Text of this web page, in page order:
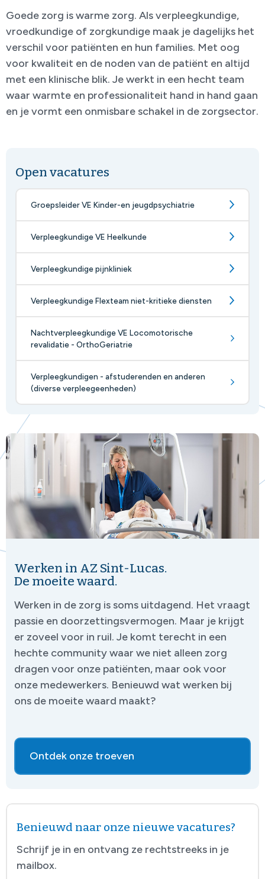
Goede zorg is warme zorg. Als verpleegkundige,
vroedkundige of zorgkundige maak je dagelijks het
verschil voor patiënten en hun families. Met oog
voor kwaliteit en de noden van de patiënt en altijd
met een klinische blik. Je werkt in een hecht team
waar warmte en professionaliteit hand in hand gaan
en je vormt een onmisbare schakel in de zorgsector.
Open vacatures
Groepsleider VE Kinder-en jeugdpsychiatrie
Verpleegkundige VE Heelkunde
Verpleegkundige pijnkliniek
Verpleegkundige Flexteam niet-kritieke diensten
Nachtverpleegkundige VE Locomotorische
revalidatie - OrthoGeriatrie
Verpleegkundigen - afstuderenden en anderen
(diverse verpleegeenheden)
Werken in AZ Sint-Lucas.
De moeite waard.
Werken in de zorg is soms uitdagend. Het vraagt
passie en doorzettingsvermogen. Maar je krijgt
er zoveel voor in ruil. Je komt terecht in een
hechte community waar we niet alleen zorg
dragen voor onze patiënten, maar ook voor
onze medewerkers. Benieuwd wat werken bij
ons de moeite waard maakt?
Ontdek onze troeven
Benieuwd naar onze nieuwe vacatures?
Schrijf je in en ontvang ze rechtstreeks in je
mailbox.